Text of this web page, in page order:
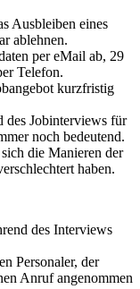
Ausbleiben eines
ablehnen.
per eMail ab, 29
Telefon.
kurzfristig
des Jobinterviews für
noch bedeutend.
die Manieren der
haben.
des Interviews
Personaler, der
Anruf angenommen